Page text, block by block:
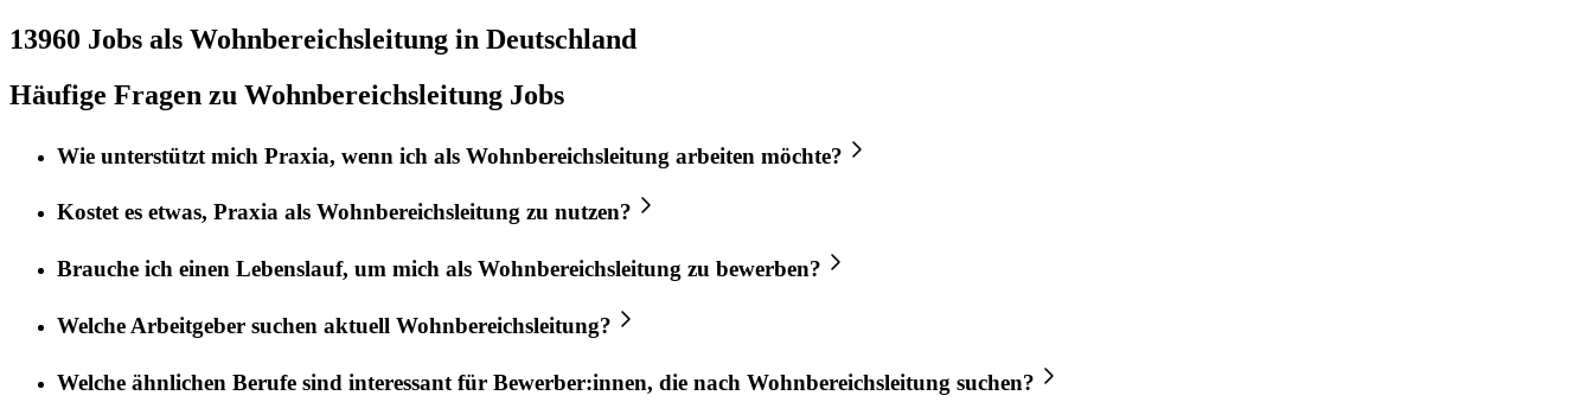
13960 Jobs als Wohnbereichsleitung in Deutschland
Häufige Fragen zu Wohnbereichsleitung Jobs
Wie unterstützt mich Praxia, wenn ich als Wohnbereichsleitung arbeiten möchte?
Kostet es etwas, Praxia als Wohnbereichsleitung zu nutzen?
Brauche ich einen Lebenslauf, um mich als Wohnbereichsleitung zu bewerben?
Welche Arbeitgeber suchen aktuell Wohnbereichsleitung?
Welche ähnlichen Berufe sind interessant für Bewerber:innen, die nach Wohnbereichsleitung suchen?